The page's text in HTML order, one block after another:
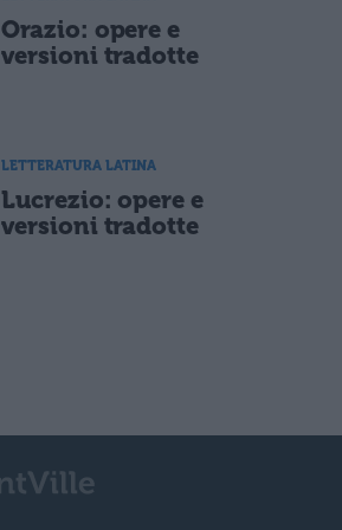
Orazio: opere e
versioni tradotte
LETTERATURA LATINA
Lucrezio: opere e
versioni tradotte